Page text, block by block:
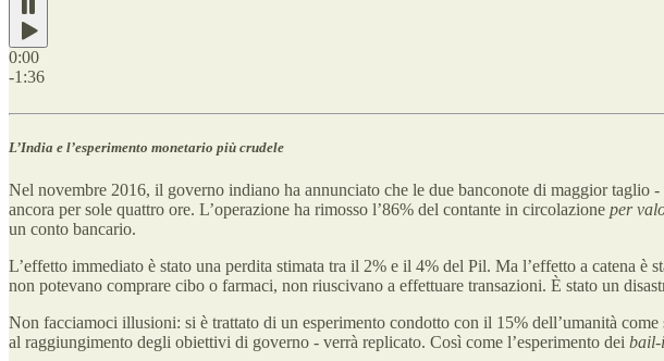
0:00
-1:36
L’India e l’esperimento monetario più crudele
Nel novembre 2016, il governo indiano ha annunciato che le due banconote di maggior taglio
ancora per sole quattro ore. L’operazione ha rimosso l’86% del contante in circolazione per
un conto bancario.
L’effetto immediato è stato una perdita stimata tra il 2% e il 4% del Pil. Ma l’effetto a catena
non potevano comprare cibo o farmaci, non riuscivano a effettuare transazioni. È stato un
Non facciamoci illusioni: si è trattato di un esperimento condotto con il 15% dell’umanità
al raggiungimento degli obiettivi di governo - verrà replicato. Così come l’esperimento dei bail-